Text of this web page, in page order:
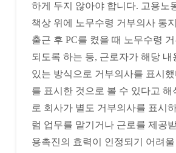
하게 두지 않아야 합니다. 고용노
책상 위에 노무수령 거부의사 통
출근 후 PC를 켰을 때 노무수령 거
되도록 하는 등, 근로자가 해당 내
있는 방식으로 거부의사를 표시
를 표시한 것으로 볼 수 있다고 해
로 회사가 별도 거부의사를 표시
럼 업무를 맡기거나 근로를 제공
용촉진의 효력이 인정되기 어려